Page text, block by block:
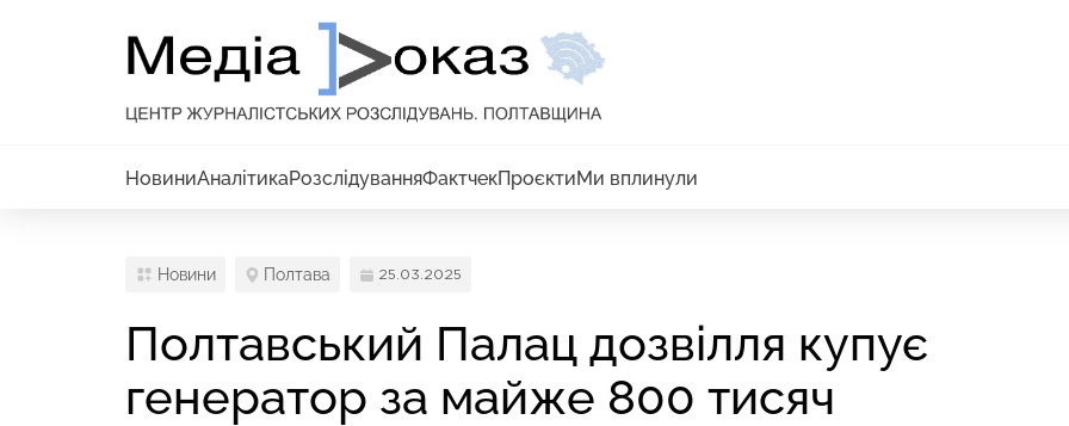
НовиниАналітикаРозслідуванняФактчекПроєктиМи вплинули
Новини Полтава 25.03.2025
Полтавський Палац дозвілля купує
генератор за майже 800 тисяч